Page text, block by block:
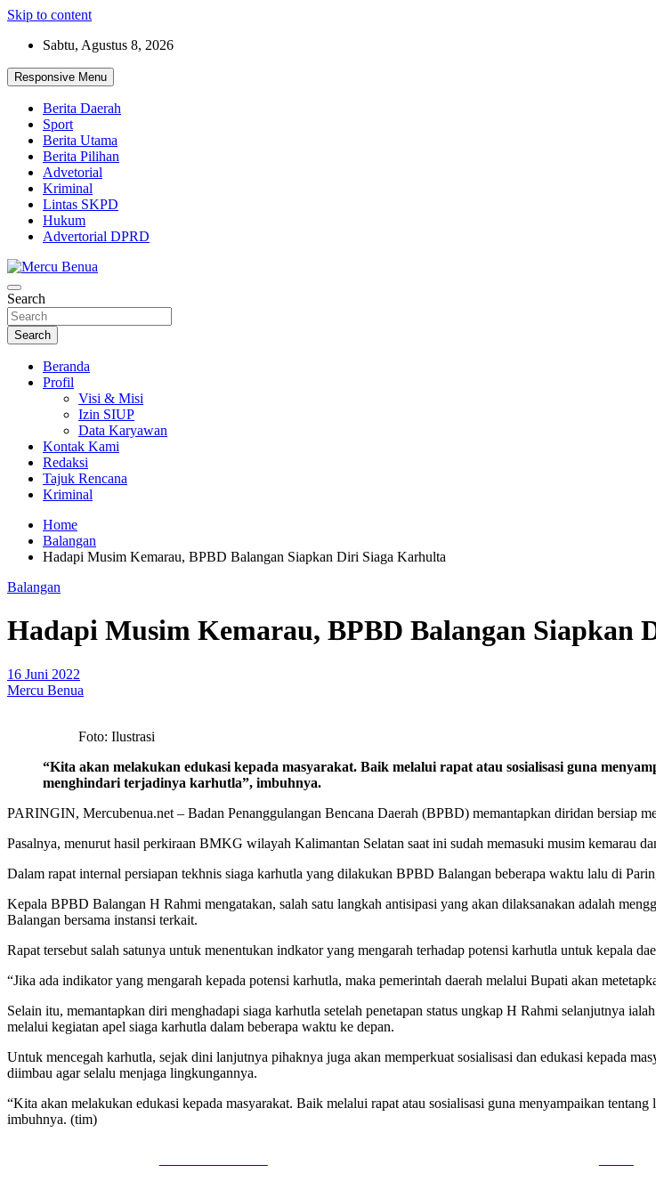
Skip to content
Sabtu, Agustus 8, 2026
Responsive Menu
Berita Daerah
Sport
Berita Utama
Berita Pilihan
Advetorial
Kriminal
Lintas SKPD
Hukum
Advertorial DPRD
Mercu Benua
Suara Masyarakat Bawah
Search
Search
Beranda
Profil
Visi & Misi
Izin SIUP
Data Karyawan
Kontak Kami
Redaksi
Tajuk Rencana
Kriminal
Home
Balangan
Hadapi Musim Kemarau, BPBD Balangan Siapkan Diri Siaga Karhulta
Balangan
Hadapi Musim Kemarau, BPBD Balangan Siapkan
16 Juni 2022
Mercu Benua
Foto: Ilustrasi
“Kita akan melakukan edukasi kepada masyarakat. Baik melalui rapat atau sosialisasi guna
menghindari terjadinya karhutla”, imbuhnya.
PARINGIN, Mercubenua.net – Badan Penanggulangan Bencana Daerah (BPBD) memantapkan diridan bersiap
Pasalnya, menurut hasil perkiraan BMKG wilayah Kalimantan Selatan saat ini sudah memasuki musim kemarau
Dalam rapat internal persiapan tekhnis siaga karhutla yang dilakukan BPBD Balangan beberapa waktu lalu di
Kepala BPBD Balangan H Rahmi mengatakan, salah satu langkah antisipasi yang akan dilaksanakan adalah
Balangan bersama instansi terkait.
Rapat tersebut salah satunya untuk menentukan indkator yang mengarah terhadap potensi karhutla untuk kepala
“Jika ada indikator yang mengarah kepada potensi karhutla, maka pemerintah daerah melalui Bupati akan
Selain itu, memantapkan diri menghadapi siaga karhutla setelah penetapan status ungkap H Rahmi selanjutnya
melalui kegiatan apel siaga karhutla dalam beberapa waktu ke depan.
Untuk mencegah karhutla, sejak dini lanjutnya pihaknya juga akan memperkuat sosialisasi dan edukasi kepada
diimbau agar selalu menjaga lingkungannya.
“Kita akan melakukan edukasi kepada masyarakat. Baik melalui rapat atau sosialisasi guna menyampaikan
imbuhnya. (tim)